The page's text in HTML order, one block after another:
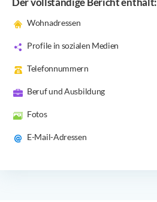
Wohnadressen
Profile in sozialen Medien
Telefonnummern
Beruf und Ausbildung
Fotos
E-Mail-Adressen